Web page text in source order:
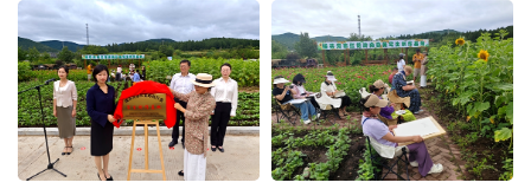
民后期扶持工作